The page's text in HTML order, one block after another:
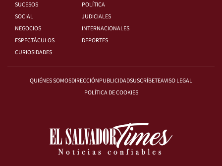
SUCESOS
POLÍTICA
SOCIAL
JUDICIALES
NEGOCIOS
INTERNACIONALES
ESPECTÁCULOS
DEPORTES
CURIOSIDADES
QUIÉNES SOMOSDIRECCIÓNPUBLICIDADSUSCRÍBETEAVISO LEGAL
POLÍTICA DE COOKIES